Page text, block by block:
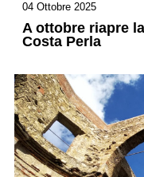
04 Ottobre 2025
A ottobre riapre
Costa Perla